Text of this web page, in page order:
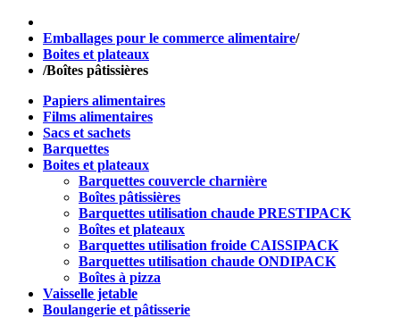
Emballages pour le commerce alimentaire/
Boites et plateaux
/Boîtes pâtissières
Papiers alimentaires
Films alimentaires
Sacs et sachets
Barquettes
Boites et plateaux
Barquettes couvercle charnière
Boîtes pâtissières
Barquettes utilisation chaude PRESTIPACK
Boîtes et plateaux
Barquettes utilisation froide CAISSIPACK
Barquettes utilisation chaude ONDIPACK
Boîtes à pizza
Vaisselle jetable
Boulangerie et pâtisserie